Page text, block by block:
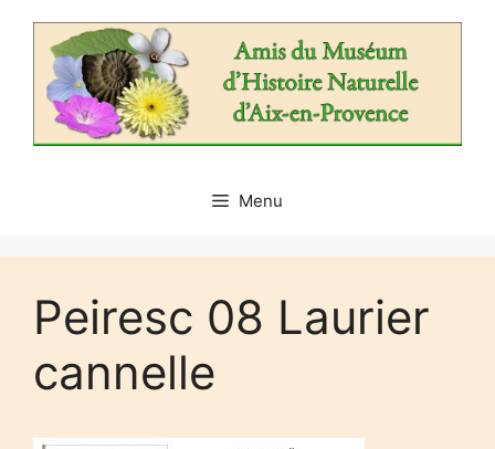
contenu
Menu
Peiresc 08 Laurier
cannelle